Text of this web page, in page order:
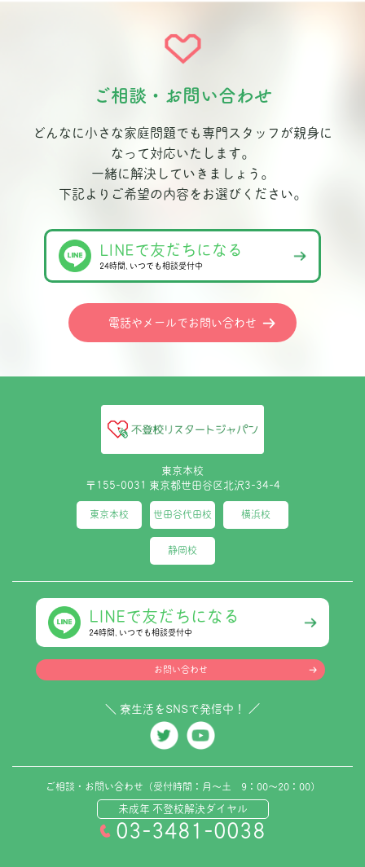
ご相談・お問い合わせ
どんなに小さな家庭問題でも専門スタッフが親身に
なって対応いたします。
一緒に解決していきましょう。
下記よりご希望の内容をお選びください。
LINEで友だちになる
24時間､いつでも相談受付中
電話やメールでお問い合わせ
東京本校
〒155-0031 東京都世田谷区北沢3-34-4
東京本校 世田谷代田校 横浜校
静岡校
LINEで友だちになる
24時間､いつでも相談受付中
お問い合わせ
＼ 寮生活をSNSで発信中！ ／
ご相談・お問い合わせ（受付時間：月～土 9：00～20：00）
未成年 不登校解決ダイヤル
03-3481-0038